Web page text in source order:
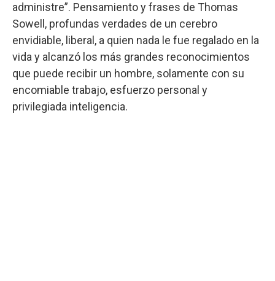
administre”. Pensamiento y frases de Thomas
Sowell, profundas verdades de un cerebro
envidiable, liberal, a quien nada le fue regalado en la
vida y alcanzó los más grandes reconocimientos
que puede recibir un hombre, solamente con su
encomiable trabajo, esfuerzo personal y
privilegiada inteligencia.